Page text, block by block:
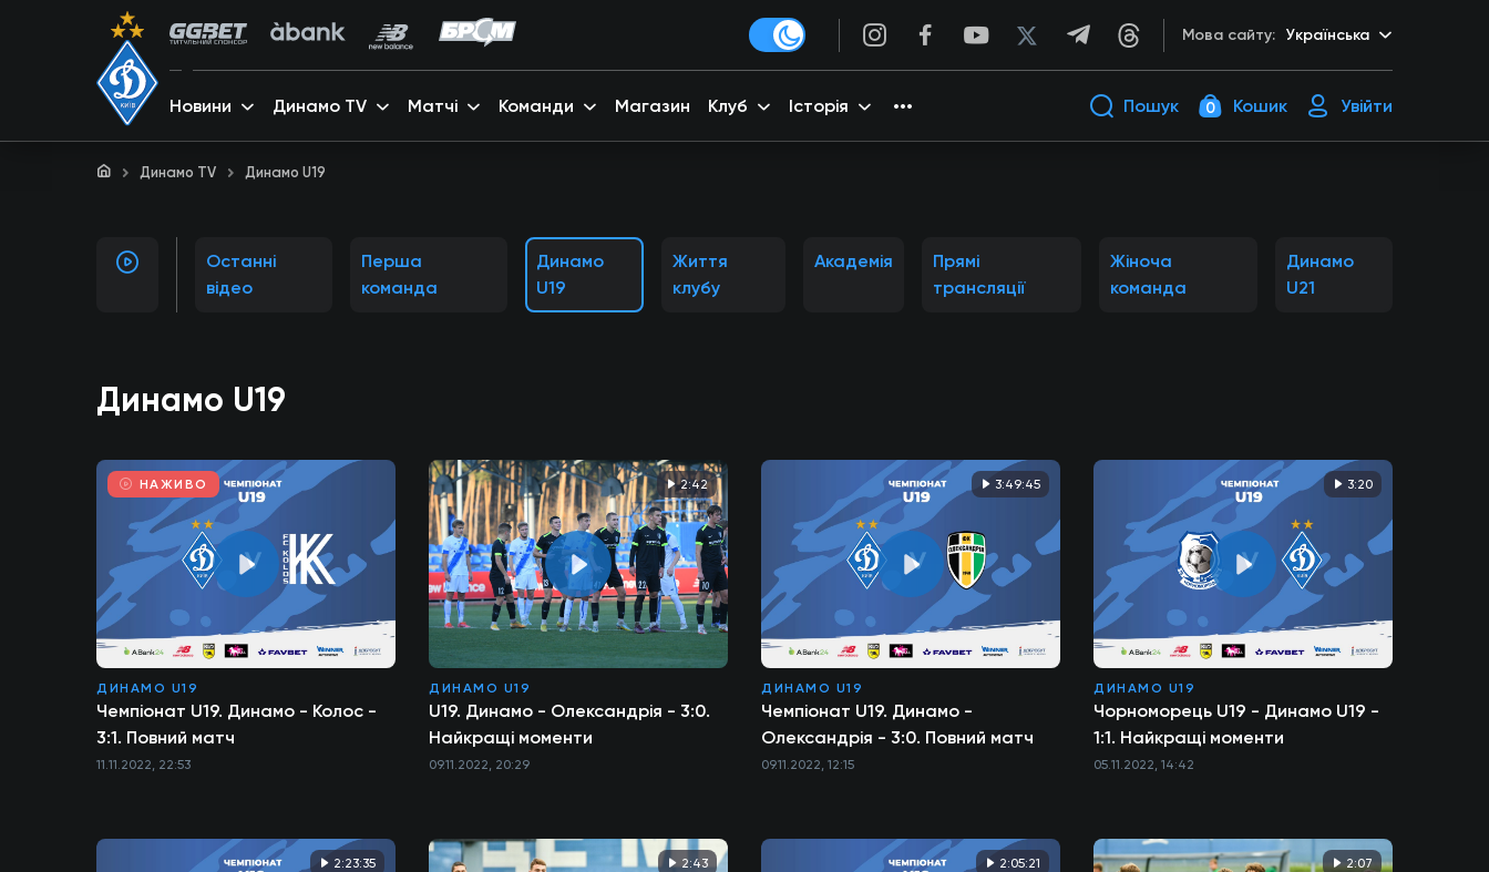
Мова сайту: Українська
Новини Динамо TV Матчі Команди Магазин Клуб Історія Пошук 0 Кошик Увійти
Динамо TV Динамо U19
Останні
відео
Перша
команда
Динамо
U19
Життя
клубу
Академія
Прямі
трансляції
Жіноча
команда
Динамо
U21
Динамо U19
НАЖИВО
ДИНАМО U19
Чемпіонат U19. Динамо - Колос -
3:1. Повний матч
11.11.2022, 22:53
2:42
ДИНАМО U19
U19. Динамо - Олександрія - 3:0.
Найкращі моменти
09.11.2022, 20:29
3:49:45
ДИНАМО U19
Чемпіонат U19. Динамо -
Олександрія - 3:0. Повний матч
09.11.2022, 12:15
3:20
ДИНАМО U19
Чорноморець U19 - Динамо U19 -
1:1. Найкращі моменти
05.11.2022, 14:42
2:23:35 2:43 2:05:21 2:07